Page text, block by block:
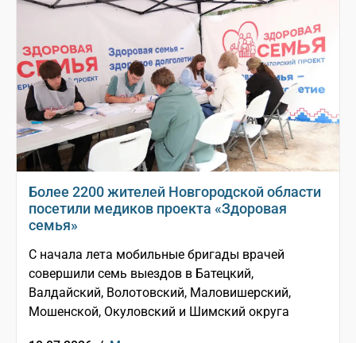
Более 2200 жителей Новгородской области
посетили медиков проекта «Здоровая
семья»
С начала лета мобильные бригады врачей
совершили семь выездов в Батецкий,
Валдайский, Волотовский, Маловишерский,
Мошенской, Окуловский и Шимский округа